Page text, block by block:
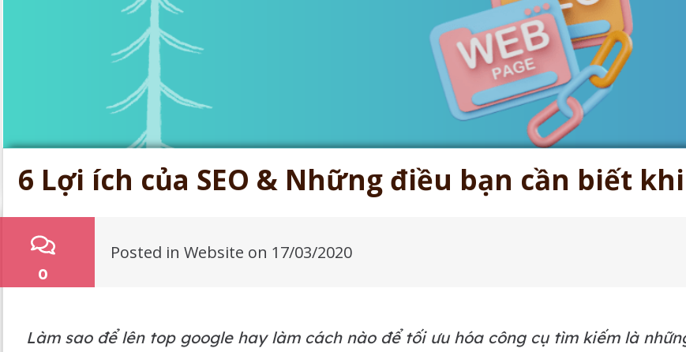
6 Lợi ích của SEO & Những điều bạn cần biết khi
0
Posted inWebsite on 17/03/2020
Làm sao để lên top google hay làm cách nào để tối ưu hóa công cụ tìm kiếm là